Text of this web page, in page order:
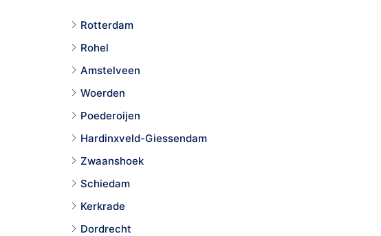
Rotterdam
Rohel
Amstelveen
Woerden
Poederoijen
Hardinxveld-Giessendam
Zwaanshoek
Schiedam
Kerkrade
Dordrecht